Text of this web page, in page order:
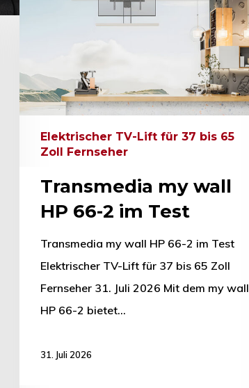
Elektrischer TV-Lift für 37 bis 65
Zoll Fernseher
Transmedia my wall
HP 66-2 im Test
Transmedia my wall HP 66-2 im Test
Elektrischer TV-Lift für 37 bis 65 Zoll
Fernseher 31. Juli 2026 Mit dem my wall
HP 66-2 bietet…
31. Juli 2026